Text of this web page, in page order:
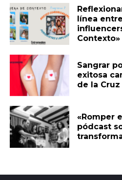
línea
Contexto»
Sangrar
exitosa
de la Cruz
«Romper
pódcast